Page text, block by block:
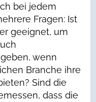
bei jedem
Fragen: Ist
geeignet, um
wenn
Branche ihre
Sind die
dass die